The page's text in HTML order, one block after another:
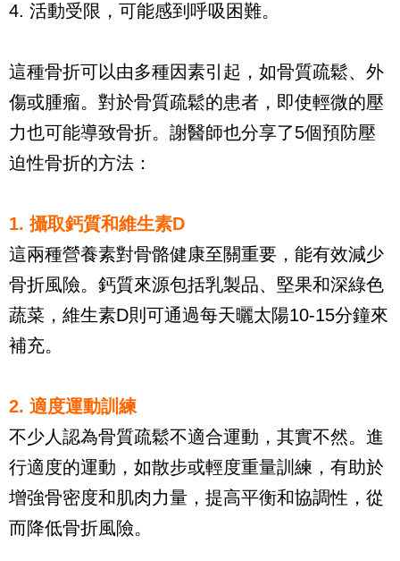
4. 活動受限，可能感到呼吸困難。
這種骨折可以由多種因素引起，如骨質疏鬆、外
傷或腫瘤。對於骨質疏鬆的患者，即使輕微的壓
力也可能導致骨折。謝醫師也分享了5個預防壓
迫性骨折的方法：
1. 攝取鈣質和維生素D
這兩種營養素對骨骼健康至關重要，能有效減少
骨折風險。鈣質來源包括乳製品、堅果和深綠色
蔬菜，維生素D則可通過每天曬太陽10-15分鐘來
補充。
2. 適度運動訓練
不少人認為骨質疏鬆不適合運動，其實不然。進
行適度的運動，如散步或輕度重量訓練，有助於
增強骨密度和肌肉力量，提高平衡和協調性，從
而降低骨折風險。